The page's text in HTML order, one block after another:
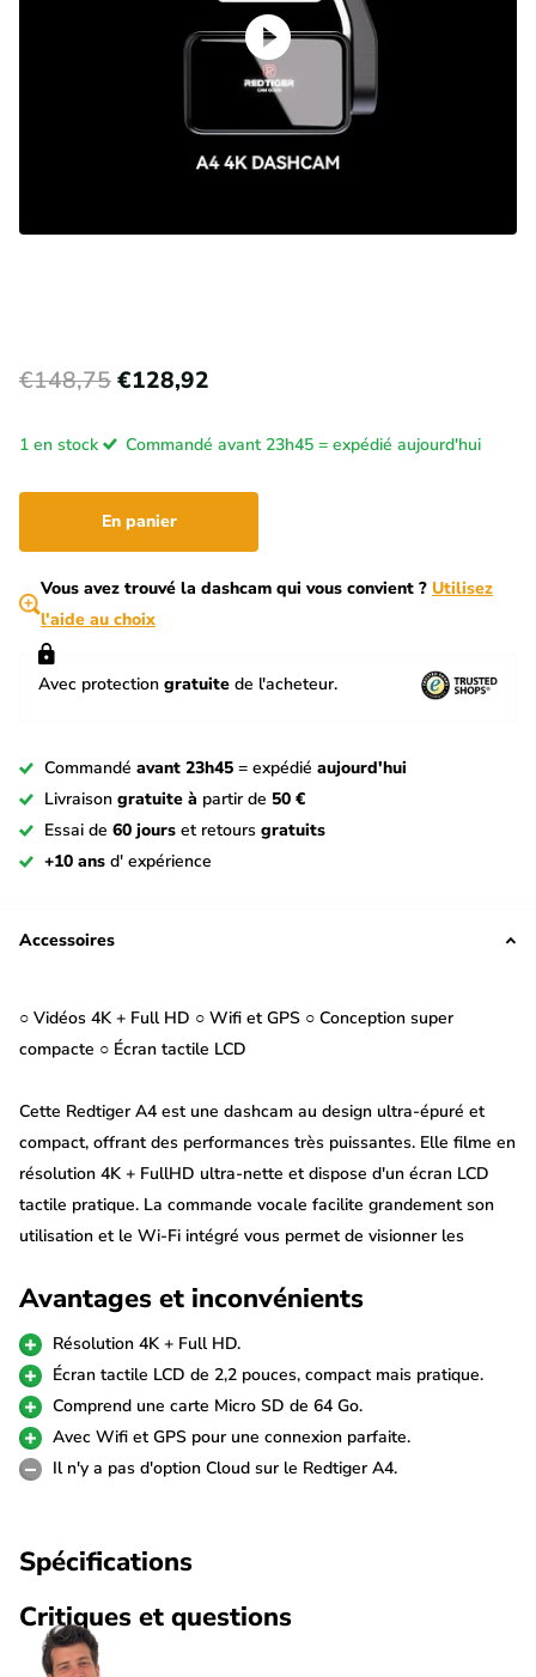
€148,75€128,92
1 en stock Commandé avant 23h45 = expédié aujourd'hui
En panier
Vous avez trouvé la dashcam qui vous convient ? Utilisez
l'aide au choix
Avec protection gratuite de l'acheteur.
Commandé avant 23h45 = expédié aujourd'hui
Livraison gratuite à partir de 50 €
Essai de 60 jours et retours gratuits
+10 ans d' expérience
Accessoires
○ Vidéos 4K + Full HD ○ Wifi et GPS ○ Conception super
compacte ○ Écran tactile LCD
Cette Redtiger A4 est une dashcam au design ultra-épuré et
compact, offrant des performances très puissantes. Elle filme en
résolution 4K + FullHD ultra-nette et dispose d'un écran LCD
tactile pratique. La commande vocale facilite grandement son
utilisation et le Wi-Fi intégré vous permet de visionner les
enregistre les emplacements et la vitesse et la carte SD de 64
Go fournie vous permet de commencer immédiatement à
enregistrer.
Vidéos 4K
La Redtiger A4 filme tout en vidéos ultra nettes de qualité 4K à
sont reconnaissables à l'image.
Caméra arrière Full HD
La caméra arrière est reliée à la dashcam avant par un long
Avantages et inconvénients
Résolution 4K + Full HD.
Écran tactile LCD de 2,2 pouces, compact mais pratique.
Comprend une carte Micro SD de 64 Go.
Avec Wifi et GPS pour une connexion parfaite.
Il n'y a pas d'option Cloud sur le Redtiger A4.
Spécifications
Critiques et questions